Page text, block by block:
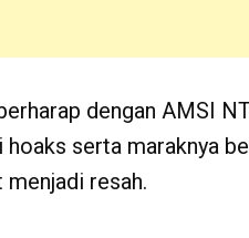
dengan AMSI
hoaks serta maraknya
resah.